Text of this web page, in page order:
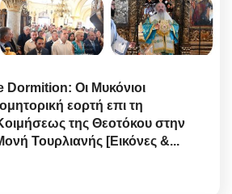
Οι Μυκόνιοι
εορτή επι τη
της Θεοτόκου στην
Τουρλιανής [Εικόνες &...